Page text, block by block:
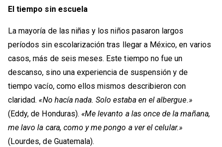
El tiempo sin escuela
La mayoría de las niñas y los niños pasaron largos
períodos sin escolarización tras llegar a México, en varios
casos, más de seis meses. Este tiempo no fue un
descanso, sino una experiencia de suspensión y de
tiempo vacío, como ellos mismos describieron con
claridad.«No hacía nada. Solo estaba en el albergue.»
(Eddy, de Honduras).«Me levanto a las once de la mañana,
me lavo la cara, como y me pongo a ver el celular.»
(Lourdes, de Guatemala).